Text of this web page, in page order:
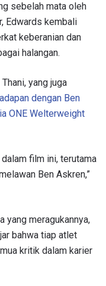
sebelah mata oleh
Edwards kembali
keberanian dan
halangan.
yang juga
dengan Ben
ONE Welterweight
film ini, terutama
Ben Askren,”
yang meragukannya,
bahwa tiap atlet
kritik dalam karier
TERBARU
anda pergi!
ke berita
awal untuk kursi